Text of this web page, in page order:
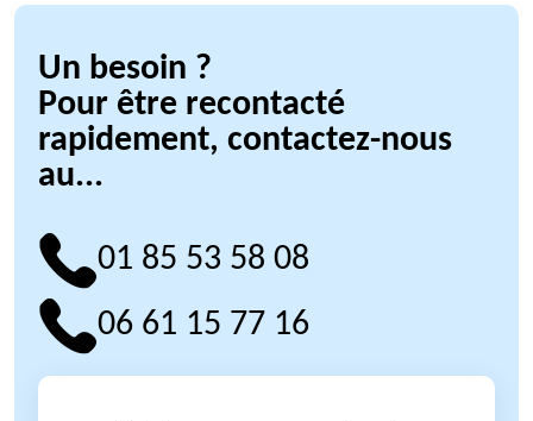
Un besoin ?
Pour être recontacté
rapidement, contactez-nous
au...
01 85 53 58 08
06 61 15 77 16